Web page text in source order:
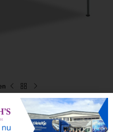
zijzeilen)